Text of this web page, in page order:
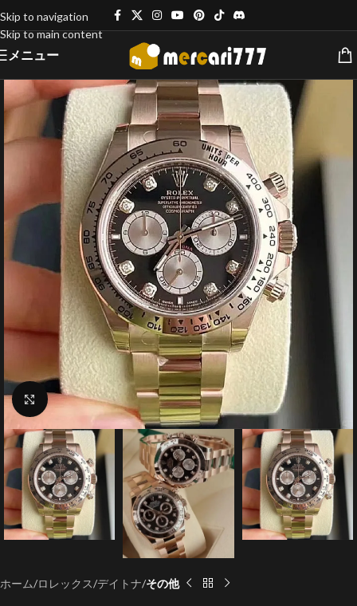
Skip to navigation
Skip to main content
メニュー
クリックで拡大
ホーム ロレックス デイトナ その他